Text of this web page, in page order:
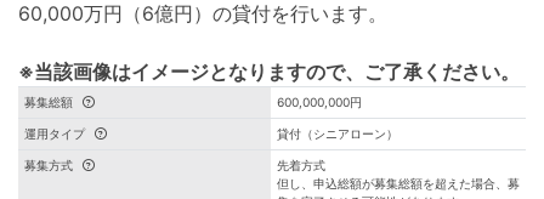
60,000万円（6億円）の貸付を行います。
※当該画像はイメージとなりますので、ご了承ください。
募集総額 600,000,000円
運用タイプ 貸付（シニアローン）
募集方式
先着方式
但し、申込総額が募集総額を超えた場合、募